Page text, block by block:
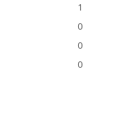
1
0
0
0